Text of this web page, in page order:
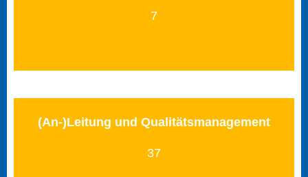
7
(An-)Leitung und Qualitätsmanagement
37